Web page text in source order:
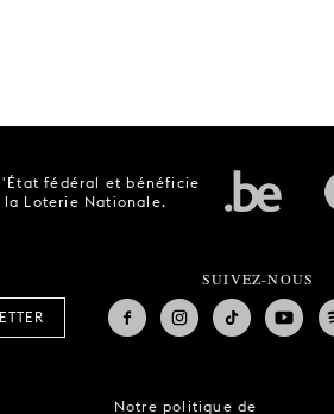
fédéral et bénéficie
la Loterie Nationale.
SUIVEZ-NOUS
Notre politique de